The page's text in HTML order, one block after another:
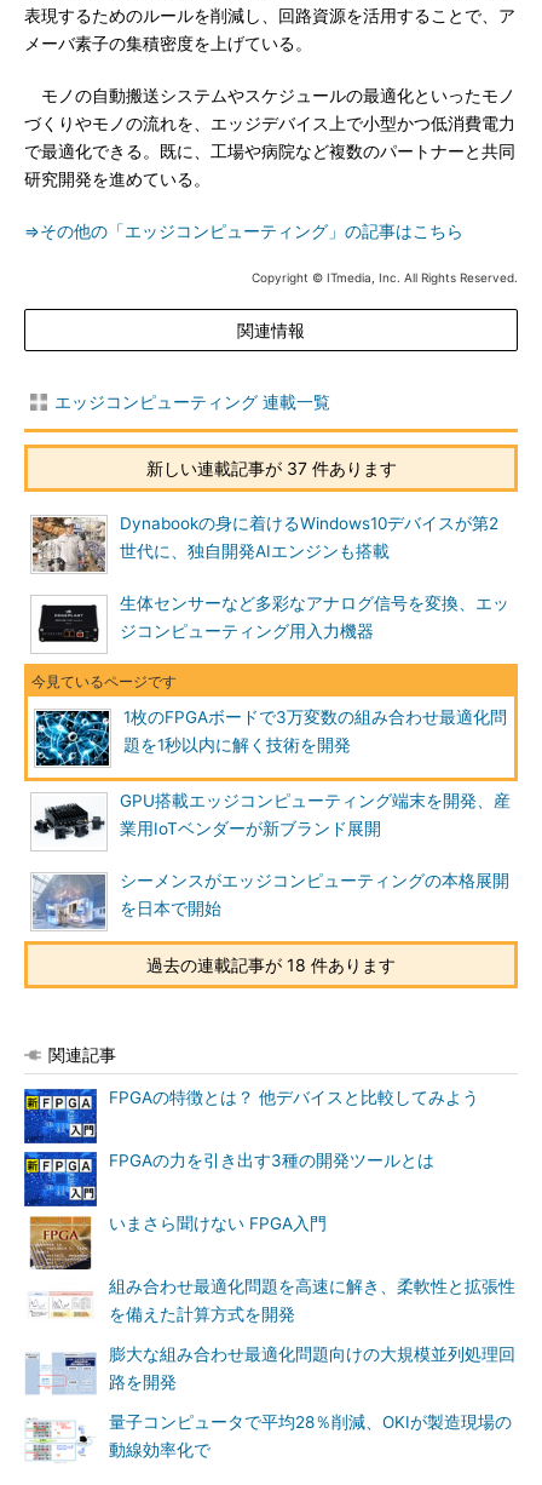
表現するためのルールを削減し、回路資源を活用することで、ア
メーバ素子の集積密度を上げている。
モノの自動搬送システムやスケジュールの最適化といったモノ
づくりやモノの流れを、エッジデバイス上で小型かつ低消費電力
で最適化できる。既に、工場や病院など複数のパートナーと共同
研究開発を進めている。
⇒その他の「エッジコンピューティング」の記事はこちら
Copyright © ITmedia, Inc. All Rights Reserved.
関連情報
エッジコンピューティング 連載一覧
新しい連載記事が 37 件あります
Dynabookの身に着けるWindows10デバイスが第2
世代に、独自開発AIエンジンも搭載
生体センサーなど多彩なアナログ信号を変換、エッ
ジコンピューティング用入力機器
1枚のFPGAボードで3万変数の組み合わせ最適化問
題を1秒以内に解く技術を開発
GPU搭載エッジコンピューティング端末を開発、産
業用IoTベンダーが新ブランド展開
シーメンスがエッジコンピューティングの本格展開
を日本で開始
過去の連載記事が 18 件あります
関連記事
FPGAの特徴とは？ 他デバイスと比較してみよう
FPGAの力を引き出す3種の開発ツールとは
いまさら聞けない FPGA入門
組み合わせ最適化問題を高速に解き、柔軟性と拡張性
を備えた計算方式を開発
膨大な組み合わせ最適化問題向けの大規模並列処理回
路を開発
量子コンピュータで平均28％削減、OKIが製造現場の
動線効率化で